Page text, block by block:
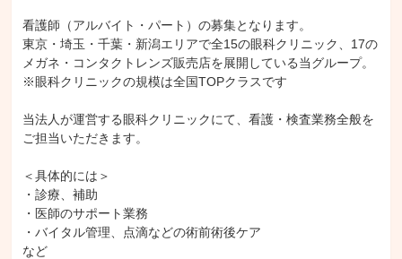
看護師（アルバイト・パート）の募集となります。
東京・埼玉・千葉・新潟エリアで全15の眼科クリニック、17の
メガネ・コンタクトレンズ販売店を展開している当グループ。
※眼科クリニックの規模は全国TOPクラスです
当法人が運営する眼科クリニックにて、看護・検査業務全般を
ご担当いただきます。
＜具体的には＞
・診療、補助
・医師のサポート業務
・バイタル管理、点滴などの術前術後ケア
など